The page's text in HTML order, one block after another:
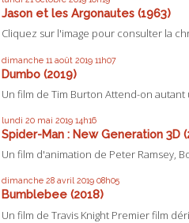
Jason et les Argonautes (1963)
Cliquez sur l'image pour consulter la
dimanche 11 août 2019 11h07
Dumbo (2019)
Un film de Tim Burton Attend-on autant
lundi 20 mai 2019 14h16
Spider-Man : New Generation 3D
Un film d'animation de Peter Ramsey,
dimanche 28 avril 2019 08h05
Bumblebee (2018)
Un film de Travis Knight Premier film